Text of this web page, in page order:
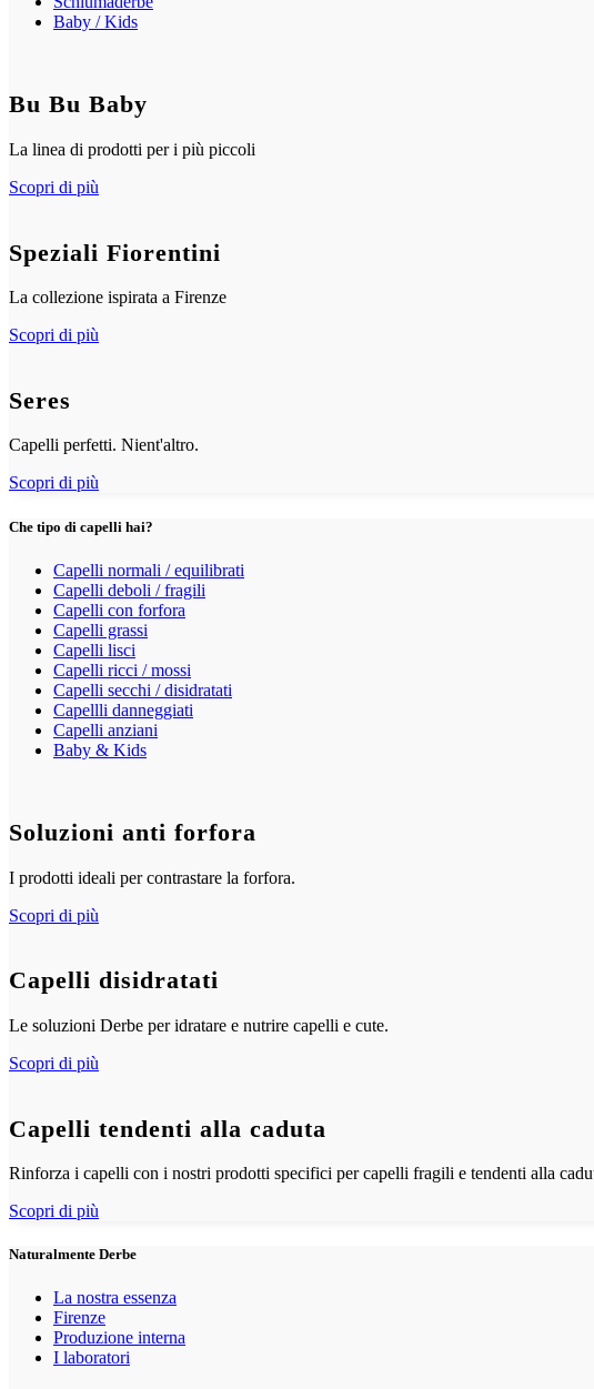
Baby / Kids
Bu Bu Baby
La linea di prodotti per i più piccoli
Scopri di più
Speziali Fiorentini
La collezione ispirata a Firenze
Scopri di più
Seres
Capelli perfetti. Nient'altro.
Scopri di più
Che tipo di capelli hai?
Capelli normali / equilibrati
Capelli deboli / fragili
Capelli con forfora
Capelli grassi
Capelli lisci
Capelli ricci / mossi
Capelli secchi / disidratati
Capellli danneggiati
Capelli anziani
Baby & Kids
Soluzioni anti forfora
I prodotti ideali per contrastare la forfora.
Scopri di più
Capelli disidratati
Le soluzioni Derbe per idratare e nutrire capelli e cute.
Scopri di più
Capelli tendenti alla caduta
Rinforza i capelli con i nostri prodotti specifici per capelli fragili e tendenti alla
Scopri di più
Naturalmente Derbe
La nostra essenza
Firenze
Produzione interna
I laboratori